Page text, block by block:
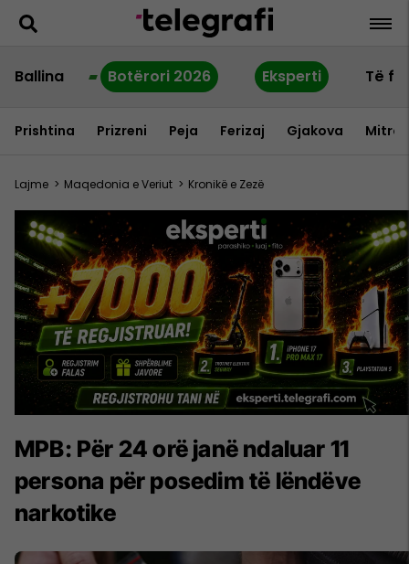
Ballina Botërori 2026 Eksperti Të
Prishtina Prizreni Peja Ferizaj Gjakova
Lajme > Maqedonia e Veriut > Kronikë e Zezë
MPB: Për 24 orë janë ndaluar 11
persona për posedim të lëndëve
narkotike